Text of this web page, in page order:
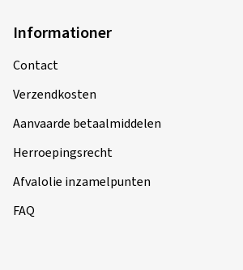
Informationer
Contact
Verzendkosten
Aanvaarde betaalmiddelen
Herroepingsrecht
Afvalolie inzamelpunten
FAQ